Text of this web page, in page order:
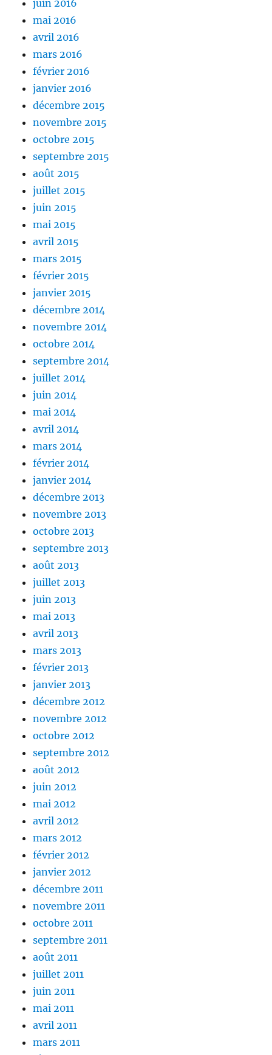
juin 2016
mai 2016
avril 2016
mars 2016
février 2016
janvier 2016
décembre 2015
novembre 2015
octobre 2015
septembre 2015
août 2015
juillet 2015
juin 2015
mai 2015
avril 2015
mars 2015
février 2015
janvier 2015
décembre 2014
novembre 2014
octobre 2014
septembre 2014
juillet 2014
juin 2014
mai 2014
avril 2014
mars 2014
février 2014
janvier 2014
décembre 2013
novembre 2013
octobre 2013
septembre 2013
août 2013
juillet 2013
juin 2013
mai 2013
avril 2013
mars 2013
février 2013
janvier 2013
décembre 2012
novembre 2012
octobre 2012
septembre 2012
août 2012
juin 2012
mai 2012
avril 2012
mars 2012
février 2012
janvier 2012
décembre 2011
novembre 2011
octobre 2011
septembre 2011
août 2011
juillet 2011
juin 2011
mai 2011
avril 2011
mars 2011